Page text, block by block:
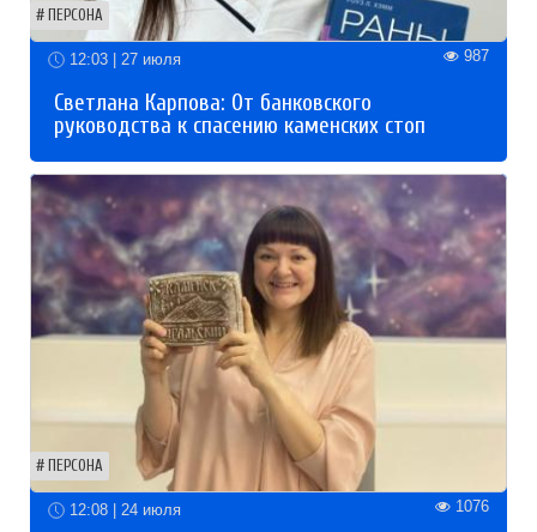
ПЕРСОНА
12:03 | 27 июля 987
Светлана Карпова: От банковского
руководства к спасению каменских стоп
ПЕРСОНА
12:08 | 24 июля 1076